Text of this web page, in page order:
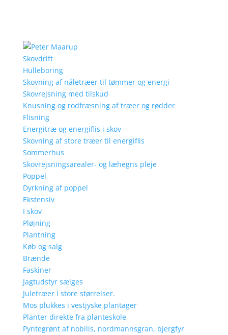
Skovdrift
Hulleboring
Skovning af nåletræer til tømmer og energi
Skovrejsning med tilskud
Knusning og rodfræsning af træer og rødder
Flisning
Energitræ og energiflis i skov
Skovning af store træer til energiflis
Sommerhus
Skovrejsningsarealer- og læhegns pleje
Poppel
Dyrkning af poppel
Ekstensiv
I skov
Pløjning
Plantning
Køb og salg
Brænde
Faskiner
Jagtudstyr sælges
Juletræer i store størrelser.
Mos plukkes i vestjyske plantager
Planter direkte fra planteskole
Pyntegrønt af nobilis, nordmannsgran, bjergfyr